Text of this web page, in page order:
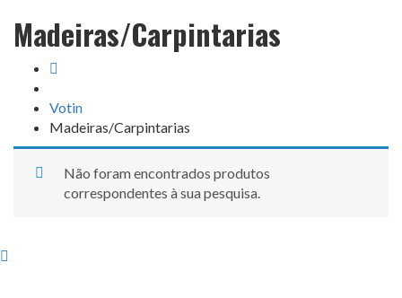
Madeiras/Carpintarias
Votin
Madeiras/Carpintarias
Não foram encontrados produtos
correspondentes à sua pesquisa.